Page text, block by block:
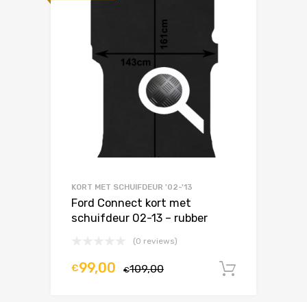
KORT MET SCHUIFDEUR '02-'13
Ford Connect kort met
schuifdeur 02-13 – rubber
(0 reviews)
€109,00
€99,00